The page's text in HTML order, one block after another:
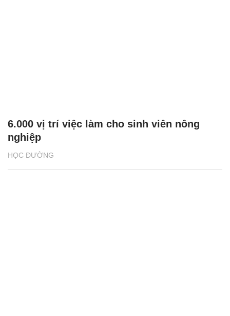
HỌC ĐƯỜNG
6.000 vị trí việc làm cho sinh viên nông
nghiệp